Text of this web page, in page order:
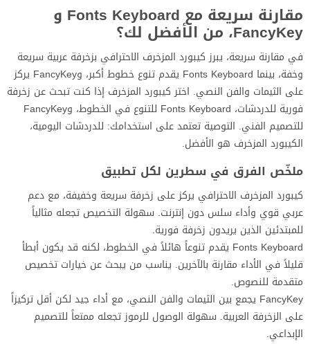
مقارنة سريعة مع Fonts Keyboard و
FancyKey، من الأفضل لك؟
في مقارنة سريعة، يبرز كيبورد المزخرف الاحترافي بزخرفة عربية سريعة
وخفة، بينما Fonts Keyboard يقدم تنوع خطوط أكبر، وFancyKey يركز
على الثيمات والفن النصي. اختر كيبورد المزخرف إذا كنت تبحث عن زخرفة
فورية للدردشات، Fonts Keyboard للتنوع في الخطوط، وFancyKey
للتصميم الفني. التوصية تعتمد على استخدامك: للدردشات اليومية،
الكيبورد المزخرف هو الأفضل.
ملخّص الفرق في سطرين لكل تطبيق
كيبورد المزخرف الاحترافي يركز على زخرفة سريعة وخفيفة، مع دعم
عربي قوي وأداء سلس دون إنترنت. سهولة التخصيص تجعله مثالياً
للمبتدئين الذين يريدون زخرفة فورية.
Fonts Keyboard يقدم تنوعاً هائلاً في الخطوط، لكنه قد يكون أبطأ
قليلاً في الأداء مقارنة بالآخرين. يناسب من يبحث عن خيارات تخصيص
متقدمة للنصوص.
FancyKey يجمع بين الثيمات والفن النصي، مع أداء جيد لكن أقل تركيزاً
على الزخرفة العربية. سهولة الوصول للرموز تجعله ممتعاً للتصميم
الإبداعي.